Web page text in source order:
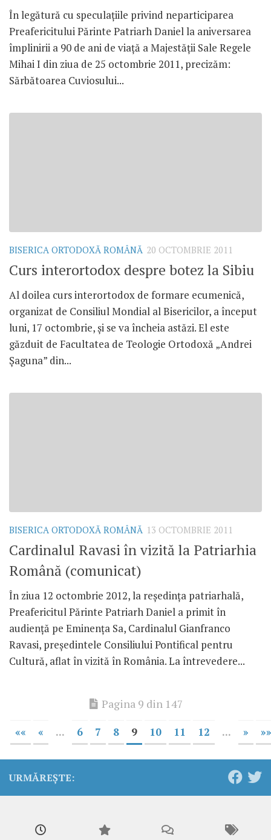
În legătură cu speculaţiile privind neparticiparea
Preafericitului Părinte Patriarh Daniel la aniversarea
împlinirii a 90 de ani de viaţă a Majestăţii Sale Regele
Mihai I din ziua de 25 octombrie 2011, precizăm:
Sărbătoarea Cuviosului...
BISERICA ORTODOXĂ ROMÂNĂ 20 OCTOMBRIE 2011
Curs interortodox despre botez la Sibiu
Al doilea curs interortodox de formare ecumenică,
organizat de Consiliul Mondial al Bisericilor, a început
luni, 17 octombrie, şi se va încheia astăzi. El este
găzduit de Facultatea de Teologie Ortodoxă „Andrei
Şaguna” din...
BISERICA ORTODOXĂ ROMÂNĂ 13 OCTOMBRIE 2011
Cardinalul Ravasi în vizită la Patriarhia
Română (comunicat)
În ziua 12 octombrie 2012, la reşedinţa patriarhală,
Preafericitul Părinte Patriarh Daniel a primit în
audienţă pe Eminenţa Sa, Cardinalul Gianfranco
Ravasi, preşedintele Consiliului Pontifical pentru
Cultură, aflat în vizită în România. La întrevedere...
Pagina 9 din 147
«« « ... 6 7 8 9 10 11 12 ... » »»
URMĂREȘTE: